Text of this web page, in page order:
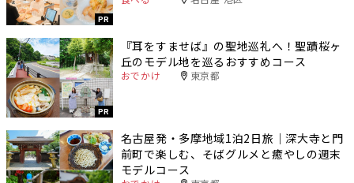
PR
PR
『耳をすませば』の聖地巡礼へ！聖蹟桜ヶ
丘のモデル地を巡るおすすめコース
おでかけ 東京都
名古屋発・多摩地域1泊2日旅｜深大寺と門
前町で楽しむ、そばグルメと癒やしの週末
モデルコース